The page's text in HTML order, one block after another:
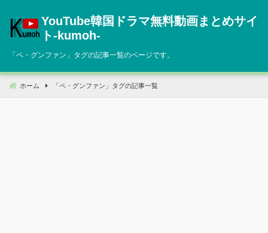
へ
動
YouTube韓国ドラマ無料動画まとめサイ
ト‐kumoh‐
「ペ・グンファン 」タグの記事一覧のページです。
ホーム 「 ペ・グンファン 」タグの記事一覧